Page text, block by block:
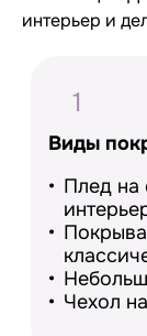
интерьер и
1
Виды
Плед на
Чехол